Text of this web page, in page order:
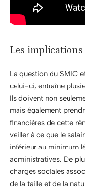
Les
La question du SMIC
celui-ci, entraîne
Ils doivent non
mais également
financières de cette
veiller à ce que le
inférieur au minimum
administratives. De
charges sociales
de la taille et de la